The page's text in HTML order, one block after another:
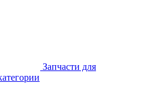
Запчасти для